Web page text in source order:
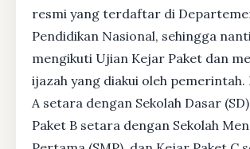
resmi yang terdaftar di
Pendidikan Nasional, sehingga
mengikuti Ujian Kejar Paket dan
ijazah yang diakui oleh pemerintah.
A setara dengan Sekolah Dasar
Paket B setara dengan Sekolah